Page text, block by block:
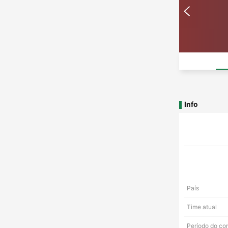
Info
País
Time atual
Período do